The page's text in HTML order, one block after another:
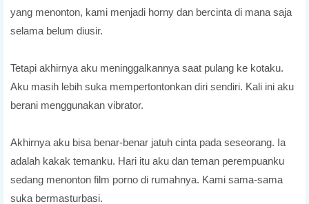
yang menonton, kami menjadi horny dan bercinta di mana saja
selama belum diusir.
Tetapi akhirnya aku meninggalkannya saat pulang ke kotaku.
Aku masih lebih suka mempertontonkan diri sendiri. Kali ini aku
berani menggunakan vibrator.
Akhirnya aku bisa benar-benar jatuh cinta pada seseorang. Ia
adalah kakak temanku. Hari itu aku dan teman perempuanku
sedang menonton film porno di rumahnya. Kami sama-sama
suka bermasturbasi.